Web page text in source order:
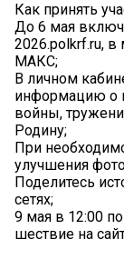
Как принять
До 6 мая
2026.polkrf.ru,
МАКС;
В личном
информацию о
войны,
Родину;
При
улучшения
Поделитесь
сетях;
9 мая в 12:00
шествие на